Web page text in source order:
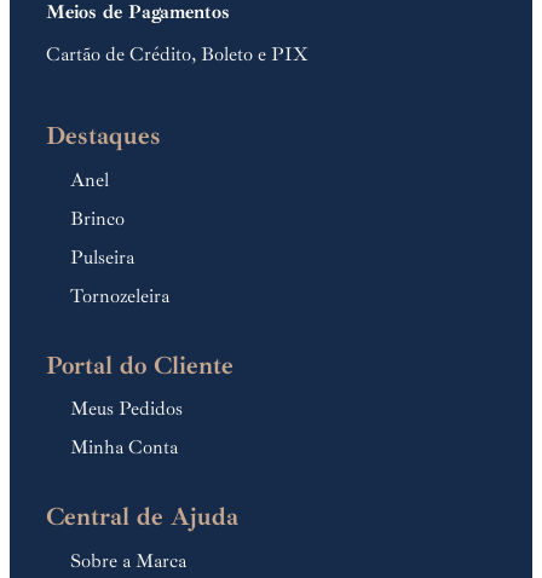
Meios de Pagamentos
Cartão de Crédito, Boleto e PIX
Destaques
Anel
Brinco
Pulseira
Tornozeleira
Portal do Cliente
Meus Pedidos
Minha Conta
Central de Ajuda
Sobre a Marca